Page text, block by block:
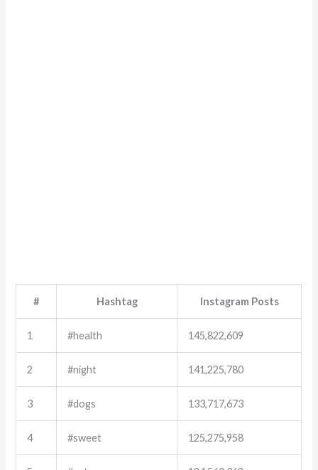
# Hashtag Instagram Posts
1 #health 145,822,609
2 #night 141,225,780
3 #dogs 133,717,673
4 #sweet 125,275,958